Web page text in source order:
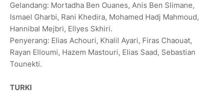
Gelandang: Mortadha Ben Ouanes, Anis Ben Slimane,
Ismael Gharbi, Rani Khedira, Mohamed Hadj Mahmoud,
Hannibal Mejbri, Ellyes ‌Skhiri.
Penyerang: Elias Achouri, Khalil Ayari, Firas Chaouat,
Rayan Elloumi, Hazem Mastouri, Elias Saad, Sebastian
Tounekti.
TURKI